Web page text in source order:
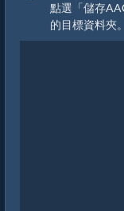
點選「儲存
的目標資料夾。